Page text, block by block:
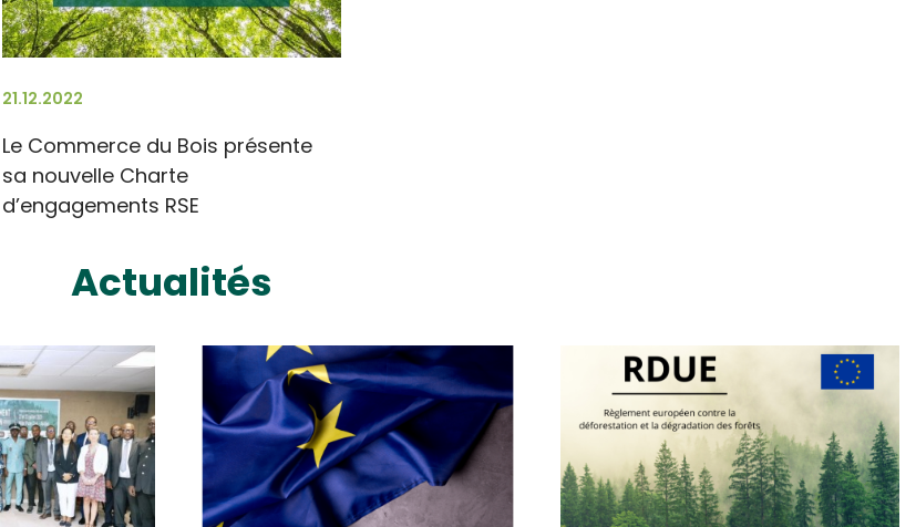
21.12.2022
Le Commerce du Bois présente
sa nouvelle Charte
d’engagements RSE
Actualités